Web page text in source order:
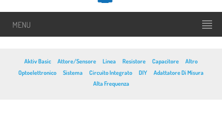
MENU
Aktiv Basic Attore/Sensore Linea Resistore Capacitore
Altro
Optoelettronico
Sistema Circuito Integrato DIY
Adattatore Di Misura
Alta Frequenza